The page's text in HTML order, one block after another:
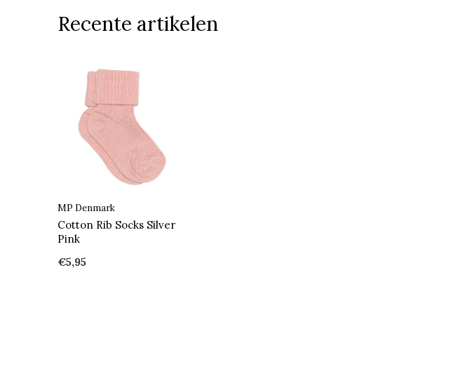
Recente artikelen
MP Denmark
Cotton Rib Socks Silver
Pink
€5,95